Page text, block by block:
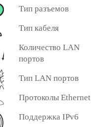
Тип разъемов
Тип кабеля
Количество LAN
портов
Тип LAN портов
Протоколы Ethernet
Поддержка IPv6